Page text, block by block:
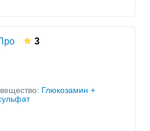
3
Глюкозамин +